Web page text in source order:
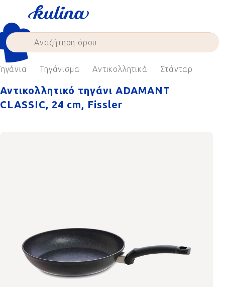
content
Τηγάνισμα Αντικολλητικά Στάνταρ
Αντικολλητικό τηγάνι ADAMANT
CLASSIC, 24 cm, Fissler